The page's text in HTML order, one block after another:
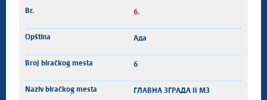
6.
Ада
6
ГЛАВНА ЗГРАДА II МЗ